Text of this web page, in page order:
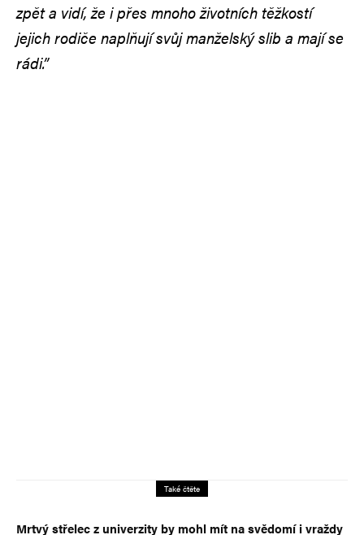
zpět a vidí, že i přes mnoho životních těžkostí
jejich rodiče naplňují svůj manželský slib a mají se
rádi.”
Také čtěte
Mrtvý střelec z univerzity by mohl mít na svědomí i vraždy